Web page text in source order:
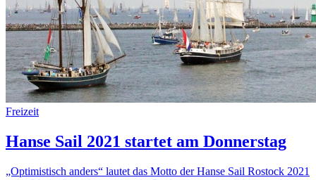
Freizeit
Hanse Sail 2021 startet am Donnerstag
„Optimistisch anders“ lautet das Motto der Hanse Sail Rostock 2021